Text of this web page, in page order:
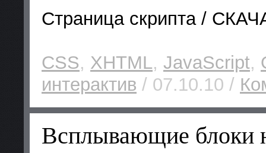
Страница скрипта /
CSS, XHTML, JavaScript,
интерактив / 07.10.10 /
Всплывающие блоки